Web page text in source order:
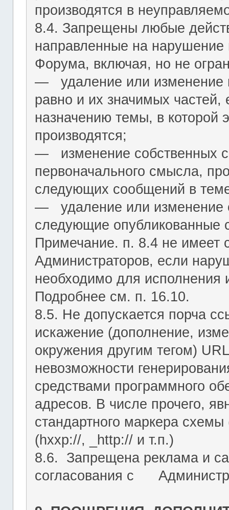
производятся в
8.4. Запрещены любые
направленные на
Форума, включая, но не
― удаление или изменение
равно и их значимых частей,
назначению темы, в которой
производятся;
― изменение собственных
первоначального смысла,
следующих сообщений в
― удаление или изменение
следующие
Примечание. п. 8.4 не имеет
Администраторов, если
необходимо для исполнения
Подробнее см. п. 16.10.
8.5. Не допускается порча
искажение (дополнение,
окружения другим тегом)
невозможности
средствами программного
адресов. В числе прочего,
стандартного маркера
(hxxp://, _http:// и т.п.)
8.6. Запрещена реклама и
согласования с